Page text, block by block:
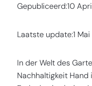
Gepubliceerd:10
Laatste update:1
In der Welt des
Nachhaltigkeit Hand